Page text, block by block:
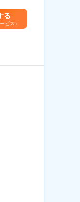
る
ビス）